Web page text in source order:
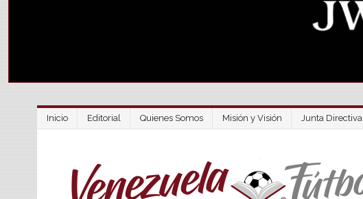
Inicio Editorial Quienes Somos Misión y Visión Junta Directiva